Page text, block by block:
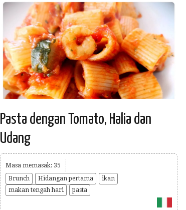
Pasta dengan Tomato, Halia dan
Udang
Masa memasak: 35
Brunch
Hidangan pertama
ikan
makan tengah hari
pasta